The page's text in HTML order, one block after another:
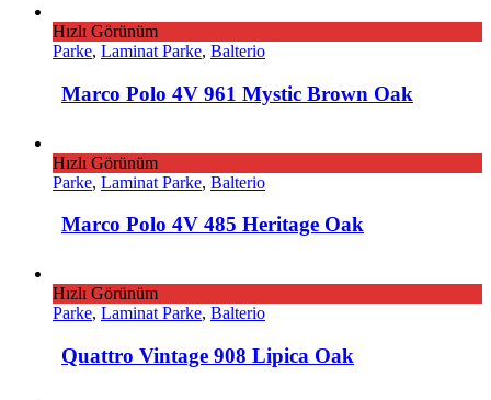
Hızlı Görünüm
Parke, Laminat Parke, Balterio
Marco Polo 4V 961 Mystic Brown Oak
Hızlı Görünüm
Parke, Laminat Parke, Balterio
Marco Polo 4V 485 Heritage Oak
Hızlı Görünüm
Parke, Laminat Parke, Balterio
Quattro Vintage 908 Lipica Oak